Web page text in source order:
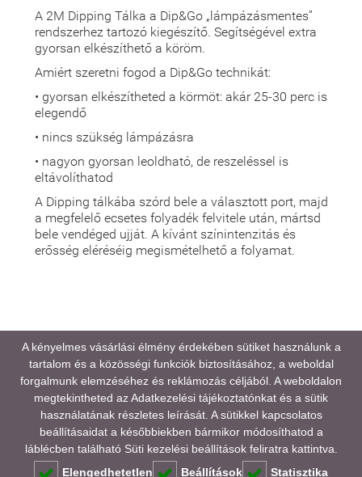
A 2M Dipping Tálka a Dip&Go „lámpázásmentes”
rendszerhez tartozó kiegészítő. Segítségével extra
gyorsan elkészíthető a köröm.
Amiért szeretni fogod a Dip&Go technikát:
• gyorsan elkészítheted a körmöt: akár 25-30 perc is
elegendő
• nincs szükség lámpázásra
• nagyon gyorsan leoldható, de reszeléssel is
eltávolíthatod
A Dipping tálkába szórd bele a választott port, majd
a megfelelő ecsetes folyadék felvitele után, mártsd
bele vendéged ujját. A kívánt színintenzitás és
erősség eléréséig megismételhető a folyamat.
A médiatartalmainkban megjelenő színek eltérhetnek
a valóságtól, kijelző és monitor beállításaitól,
valamint a környezeti fényviszonyoktól függően.
VIDEÓ
GYAKORI KÉRDÉSEK (FAQ)
A kényelmes vásárlási élmény érdekében sütiket használunk a
tartalom és a közösségi funkciók biztosításához, a weboldal
forgalmunk elemzéséhez és reklámozás céljából. A weboldalon
megtekintheted azAdatkezelési tájékoztatónkat és a sütik
használatának részletes leírását. A sütikkel kapcsolatos
beállításaidat a későbbiekben bármikor módosíthatod a
láblécben található Süti kezelési beállítások feliratra kattintva.
Elengedhetetlen
Beállítások Statisztika